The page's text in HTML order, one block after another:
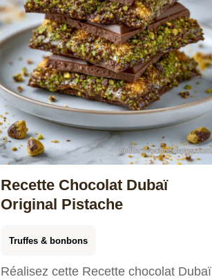
Recette Chocolat Dubaï
Original Pistache
Truffes & bonbons
Réalisez cette Recette chocolat Dubaï